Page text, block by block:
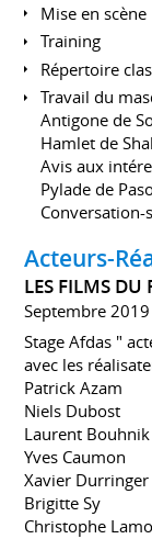
Mise en scène
Training
Répertoire
Travail du
Antigone de
Hamlet de
Avis aux
Pylade de
Conversation-
Acteurs-
LES FILMS DU
Septembre
Stage Afdas "
avec les
Patrick Azam
Niels Dubost
Laurent Bouhnik
Yves Caumon
Xavier Durringer
Brigitte Sy
Christophe